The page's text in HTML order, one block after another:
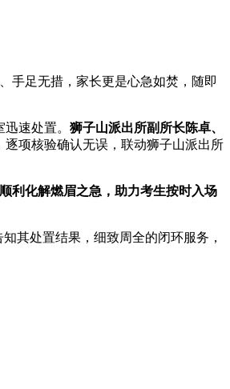
手足无措，家长更是心急如焚，随即
速处置。 狮子山派出所副所长陈卓、
项核验确认无误，联动狮子山派出所
顺利化解燃眉之急，助力考生按时入场
其处置结果，细致周全的闭环服务，